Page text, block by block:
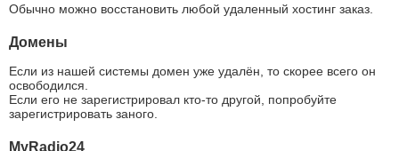
Обычно можно восстановить любой удаленный хостинг заказ.
Домены
Если из нашей системы домен уже удалён, то скорее всего он
освободился.
Если его не зарегистрировал кто-то другой, попробуйте
зарегистрировать заного.
MyRadio24